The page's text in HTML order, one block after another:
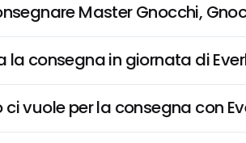
Master Gnocchi,
la consegna in giornata di
vuole per la consegna con